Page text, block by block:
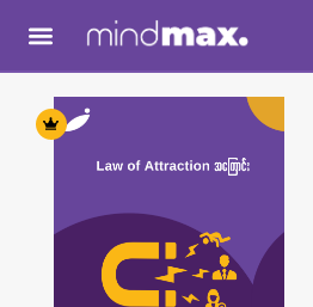
padisahbet.bar